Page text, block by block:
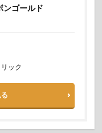
ンゴールド
ック